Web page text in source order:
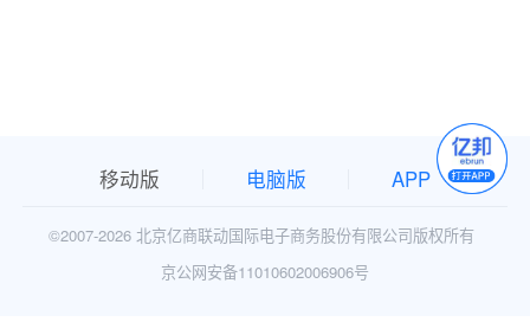
移动版 电脑版 APP
©2007-2026 北京亿商联动国际电子商务股份有限公司版权所有
京公网安备11010602006906号